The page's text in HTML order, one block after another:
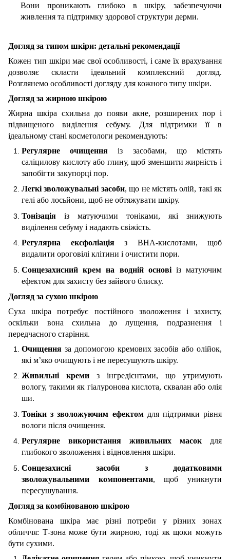
Вони проникають глибоко в шкіру, забезпечуючи
живлення та підтримку здорової структури дерми.
Догляд за типом шкіри: детальні рекомендації
Кожен тип шкіри має свої особливості, і саме їх врахування
дозволяє скласти ідеальний комплексний догляд.
Розглянемо особливості догляду для кожного типу шкіри.
Догляд за жирною шкірою
Жирна шкіра схильна до появи акне, розширених пор і
підвищеного виділення себуму. Для підтримки її в
ідеальному стані косметологи рекомендують:
Регулярне очищення із засобами, що містять
саліцилову кислоту або глину, щоб зменшити жирність і
запобігти закупорці пор.
Легкі зволожувальні засоби, що не містять олій, такі як
гелі або лосьйони, щоб не обтяжувати шкіру.
Тонізація із матуючими тоніками, які знижують
виділення себуму і надають свіжість.
Регулярна ексфоліаціяз BHA-кислотами, щоб
видалити ороговілі клітини і очистити пори.
Сонцезахисний крем на водній основііз матуючим
ефектом для захисту без зайвого блиску.
Догляд за сухою шкірою
Суха шкіра потребує постійного зволоження і захисту,
оскільки вона схильна до лущення, подразнення і
передчасного старіння.
Очищення за допомогою кремових засобів або олійок,
які м’яко очищують і не пересушують шкіру.
Живильні креми з інгредієнтами, що утримують
вологу, такими як гіалуронова кислота, сквалан або олія
ши.
Тоніки з зволожуючим ефектомдля підтримки рівня
вологи після очищення.
Регулярне використання живильних масок для
глибокого зволоження і відновлення шкіри.
Сонцезахисні засоби з додатковими
зволожувальними компонентами, щоб уникнути
пересушування.
Догляд за комбінованою шкірою
Комбінована шкіра має різні потреби у різних зонах
обличчя: Т-зона може бути жирною, тоді як щоки можуть
бути сухими.